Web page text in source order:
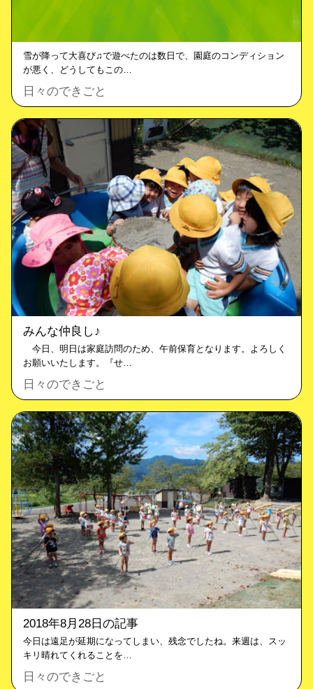
雪が降って大喜び♫で遊べたのは数日で、園庭のコンディション
が悪く、どうしてもこの…
日々のできごと
みんな仲良し♪
今日、明日は家庭訪問のため、午前保育となります。よろしく
お願いいたします。『せ…
日々のできごと
2018年8月28日の記事
今日は遠足が延期になってしまい、残念でしたね。来週は、スッ
キリ晴れてくれることを…
日々のできごと